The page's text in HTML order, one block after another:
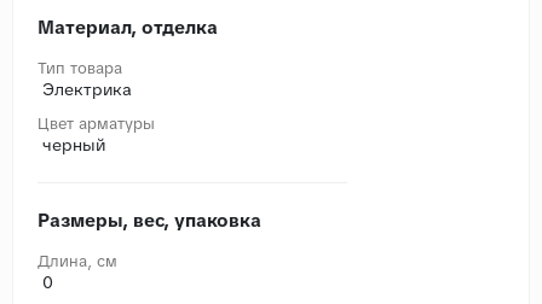
Материал, отделка
Тип товара
Электрика
Цвет арматуры
черный
Размеры, вес, упаковка
Длина, cм
0